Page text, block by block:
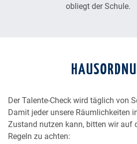
obliegt der Schule.
Der Talente-Check wird täglich von
Damit jeder unsere Räumlichkeiten
Zustand nutzen kann, bitten wir auf
Regeln zu achten: